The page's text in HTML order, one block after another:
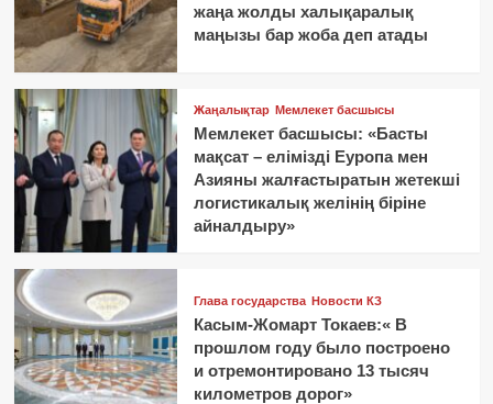
жаңа жолды халықаралық
маңызы бар жоба деп атады
Жаңалықтар Мемлекет басшысы
Мемлекет басшысы: «Басты
мақсат – елімізді Еуропа мен
Азияны жалғастыратын жетекші
логистикалық желінің біріне
айналдыру»
Глава государства Новости КЗ
Касым-Жомарт Токаев:« В
прошлом году было построено
и отремонтировано 13 тысяч
километров дорог»